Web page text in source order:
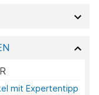
mit Expertentipp